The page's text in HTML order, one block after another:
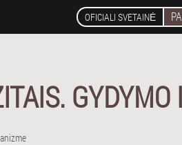
OFICIALI SVETAINĖ